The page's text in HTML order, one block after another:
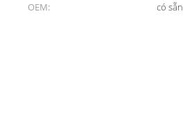
OEM:
có sẵn